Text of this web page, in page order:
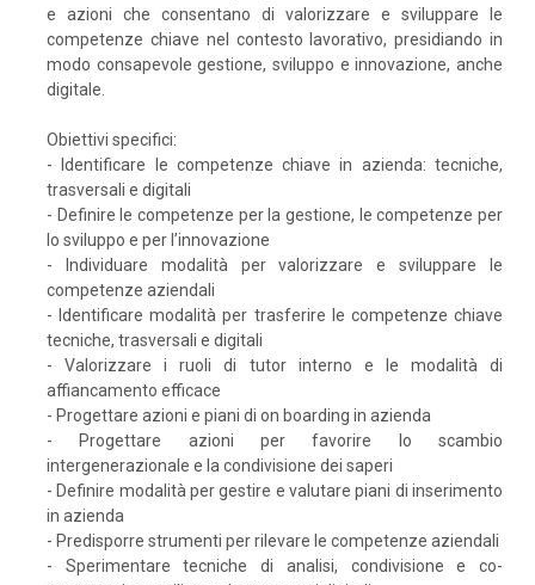
e azioni che consentano di valorizzare e sviluppare le
competenze chiave nel contesto lavorativo, presidiando in
modo consapevole gestione, sviluppo e innovazione, anche
digitale.
Obiettivi specifici:
- Identificare le competenze chiave in azienda: tecniche,
trasversali e digitali
- Definire le competenze per la gestione, le competenze per
lo sviluppo e per l’innovazione
- Individuare modalità per valorizzare e sviluppare le
competenze aziendali
- Identificare modalità per trasferire le competenze chiave
tecniche, trasversali e digitali
- Valorizzare i ruoli di tutor interno e le modalità di
affiancamento efficace
- Progettare azioni e piani di on boarding in azienda
- Progettare azioni per favorire lo scambio
intergenerazionale e la condivisione dei saperi
- Definire modalità per gestire e valutare piani di inserimento
in azienda
- Predisporre strumenti per rilevare le competenze aziendali
- Sperimentare tecniche di analisi, condivisione e co-